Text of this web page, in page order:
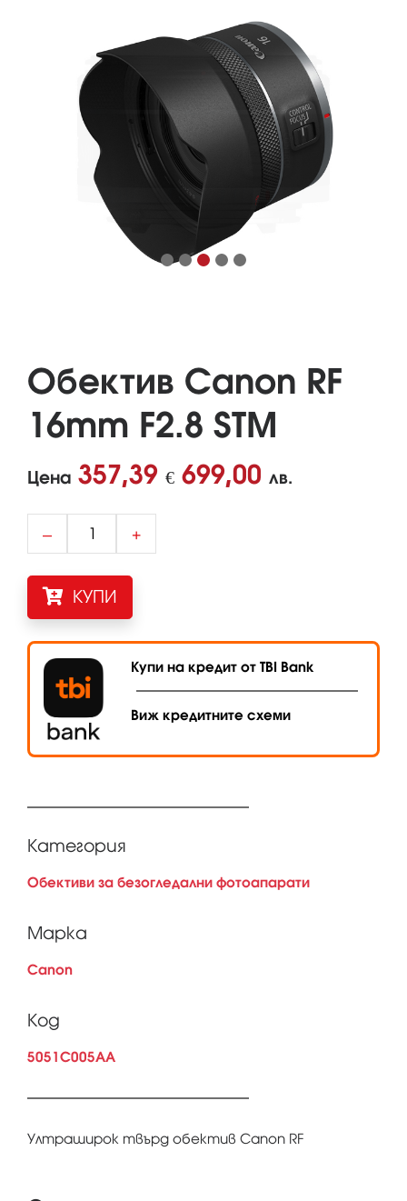
Обектив Canon RF
16mm F2.8 STM
Цена 357,39 € 699,00 лв.
– +
КУПИ
Купи на кредит от TBI Bank
Виж кредитните схеми
Категория
Обективи за безогледални фотоапарати
Марка
Canon
Код
5051C005AA
Ултраширок твърд обектив Canon RF